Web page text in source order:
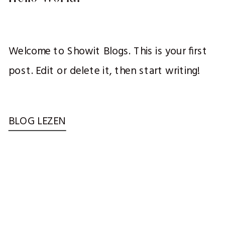
BLOG LEZEN
Welcome to Showit Blogs. This is your first
post. Edit or delete it, then start writing!